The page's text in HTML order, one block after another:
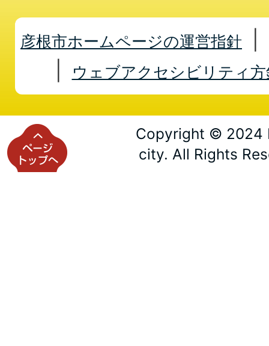
彦根市ホームページの運営指針
ウェブアクセシビリティ方
Copyright © 2024
city. All Rights